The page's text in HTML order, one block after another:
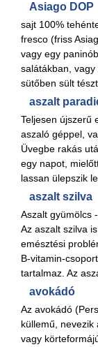
Asiago DOP
sajt 100%
fresco (friss
vagy egy
salátákban,
sütőben sült
aszalt
Teljesen újszerű
aszaló géppel,
Üvegbe rakás
egy napot,
lassan ülepszik
aszalt szilva
Aszalt gyümölcs
Az aszalt szilva
emésztési
B-vitamin-
tartalmaz. Az
avokádó
Az avokádó
küllemű, nevezik
vagy